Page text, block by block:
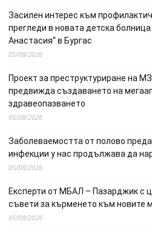
Засилен интерес към
прегледи в новата детска болница
Анастасия“ в Бургас
05/08/2026
Проект за преструктуриране на МЗ
предвижда създаването на
здравеопазването
05/08/2026
Заболеваемостта от полово
инфекции у нас продължава да
05/08/2026
Експерти от МБАЛ – Пазарджик с
съвети за кърменето към новите
05/08/2026